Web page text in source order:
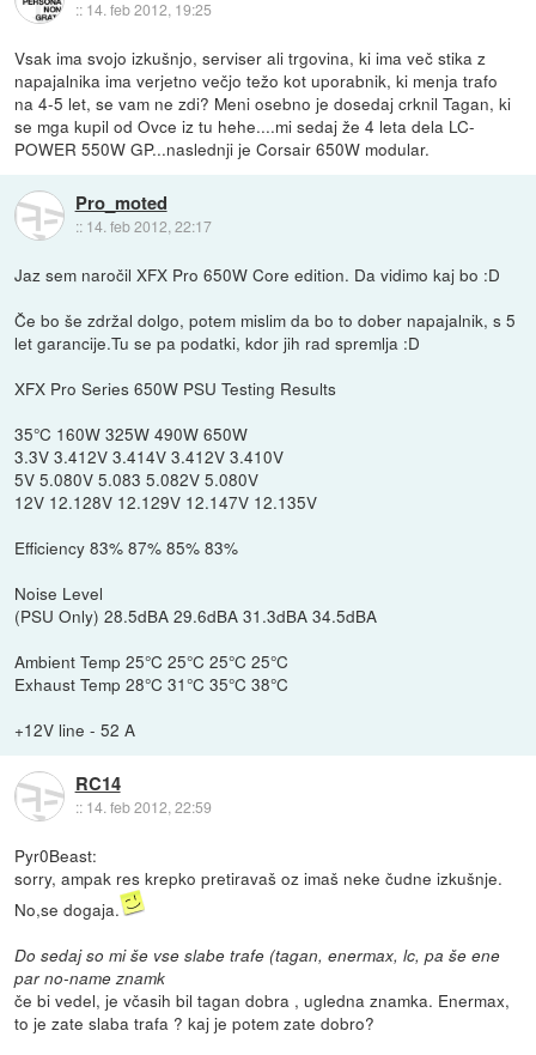
:: 14. feb 2012, 19:25
Vsak ima svojo izkušnjo, serviser ali trgovina, ki ima več stika z
napajalnika ima verjetno večjo težo kot uporabnik, ki menja trafo
na 4-5 let, se vam ne zdi? Meni osebno je dosedaj crknil Tagan, ki
se mga kupil od Ovce iz tu hehe....mi sedaj že 4 leta dela LC-
POWER 550W GP...naslednji je Corsair 650W modular.
Pro_moted
:: 14. feb 2012, 22:17
Jaz sem naročil XFX Pro 650W Core edition. Da vidimo kaj bo :D
Če bo še zdržal dolgo, potem mislim da bo to dober napajalnik, s 5
let garancije.Tu se pa podatki, kdor jih rad spremlja :D
XFX Pro Series 650W PSU Testing Results
35°C 160W 325W 490W 650W
3.3V 3.412V 3.414V 3.412V 3.410V
5V 5.080V 5.083 5.082V 5.080V
12V 12.128V 12.129V 12.147V 12.135V
Efficiency 83% 87% 85% 83%
Noise Level
(PSU Only) 28.5dBA 29.6dBA 31.3dBA 34.5dBA
Ambient Temp 25°C 25°C 25°C 25°C
Exhaust Temp 28°C 31°C 35°C 38°C
+12V line - 52 A
RC14
:: 14. feb 2012, 22:59
Pyr0Beast:
sorry, ampak res krepko pretiravaš oz imaš neke čudne izkušnje.
No,se dogaja.
Do sedaj so mi še vse slabe trafe (tagan, enermax, lc, pa še ene
par no-name znamk
če bi vedel, je včasih bil tagan dobra , ugledna znamka. Enermax,
to je zate slaba trafa ? kaj je potem zate dobro?